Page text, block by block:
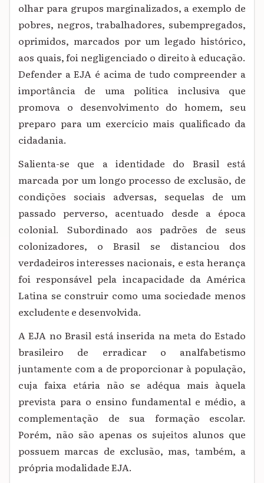
olhar para grupos marginalizados, a exemplo de
pobres, negros, trabalhadores, subempregados,
oprimidos, marcados por um legado histórico,
aos quais, foi negligenciado o direito à educação.
Defender a EJA é acima de tudo compreender a
importância de uma política inclusiva que
promova o desenvolvimento do homem, seu
preparo para um exercício mais qualificado da
cidadania.
Salienta-se que a identidade do Brasil está
marcada por um longo processo de exclusão, de
condições sociais adversas, sequelas de um
passado perverso, acentuado desde a época
colonial. Subordinado aos padrões de seus
colonizadores, o Brasil se distanciou dos
verdadeiros interesses nacionais, e esta herança
foi responsável pela incapacidade da América
Latina se construir como uma sociedade menos
excludente e desenvolvida.
A EJA no Brasil está inserida na meta do Estado
brasileiro de erradicar o analfabetismo
juntamente com a de proporcionar à população,
cuja faixa etária não se adéqua mais àquela
prevista para o ensino fundamental e médio, a
complementação de sua formação escolar.
Porém, não são apenas os sujeitos alunos que
possuem marcas de exclusão, mas, também, a
própria modalidade EJA.